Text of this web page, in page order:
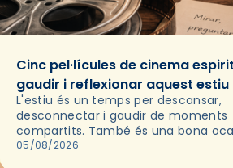
Cinc pel·lícules de cinema
gaudir i reflexionar aquest estiu
L'estiu és un temps per descansar,
desconnectar i gaudir de moments
compartits. També és una bona
deixar-se portar per una bona
05/08/2026